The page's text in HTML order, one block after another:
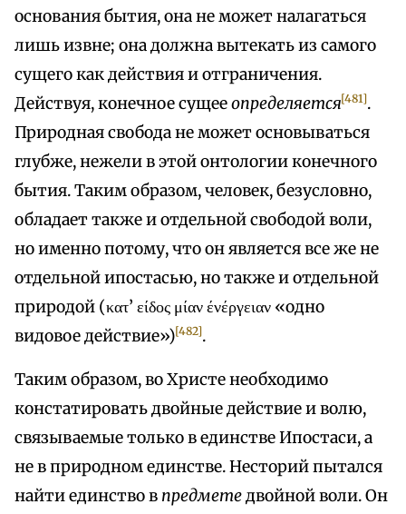
основания бытия, она не может налагаться
лишь извне; она должна вытекать из самого
сущего как действия и отграничения.
Действуя, конечное сущееопределяется[481].
Природная свобода не может основываться
глубже, нежели в этой онтологии конечного
бытия. Таким образом, человек, безусловно,
обладает также и отдельной свободой воли,
но именно потому, что он является все же не
отдельной ипостасью, но также и отдельной
природой (κατ’ είδος μίαν ένέργειαν «одно
видовое действие»)[482].
Таким образом, во Христе необходимо
констатировать двойные действие и волю,
связываемые только в единстве Ипостаси, а
не в природном единстве. Несторий пытался
найти единство в предметедвойной воли. Он